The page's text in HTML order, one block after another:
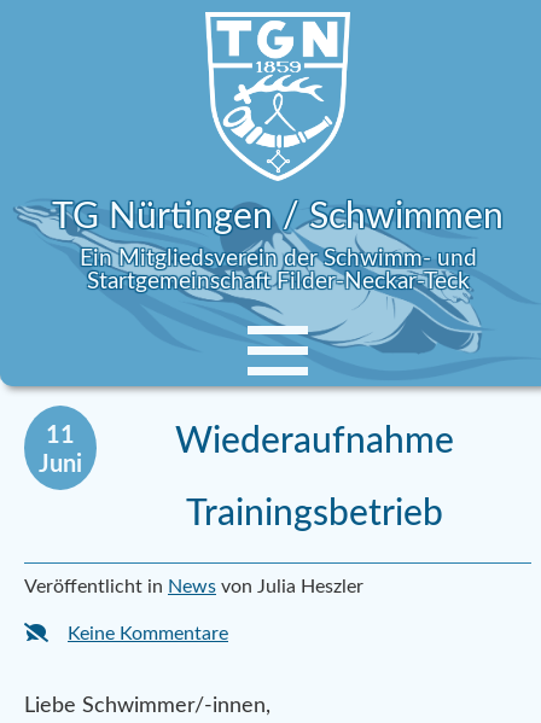
TG Nürtingen / Schwimmen
Ein Mitgliedsverein der Schwimm- und
Startgemeinschaft Filder-Neckar-Teck
11
Juni
Wiederaufnahme
Trainingsbetrieb
Veröffentlicht in News von Julia Heszler
Keine Kommentare
Liebe Schwimmer/-innen,